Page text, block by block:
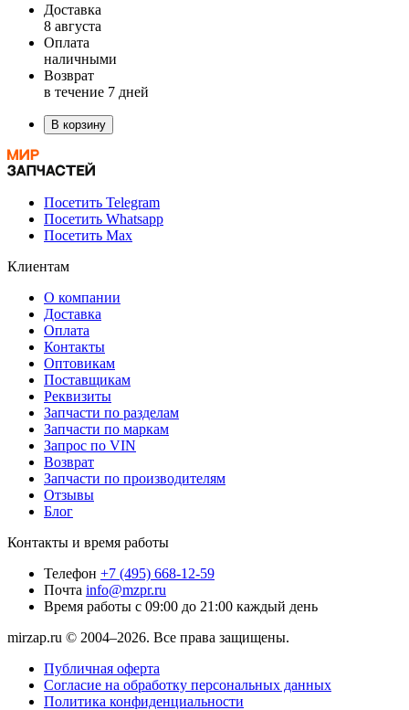
Доставка
8 августа
Оплата
наличными
Возврат
в течение 7 дней
В корзину
Посетить Telegram
Посетить Whatsapp
Посетить Max
Клиентам
О компании
Доставка
Оплата
Контакты
Оптовикам
Поставщикам
Реквизиты
Запчасти по разделам
Запчасти по маркам
Запрос по VIN
Возврат
Запчасти по производителям
Отзывы
Блог
Контакты и время работы
Телефон +7 (495) 668-12-59
Почта info@mzpr.ru
Время работы с 09:00 до 21:00 каждый день
mirzap.ru © 2004–2026. Все права защищены.
Публичная оферта
Согласие на обработку персональных данных
Политика конфиденциальности